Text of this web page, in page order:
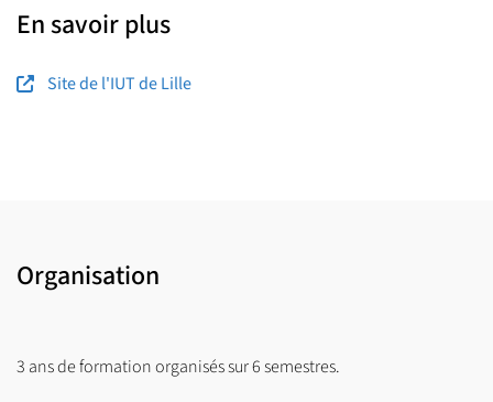
En savoir plus
Site de l'IUT de Lille
Organisation
3 ans de formation organisés sur 6 semestres.